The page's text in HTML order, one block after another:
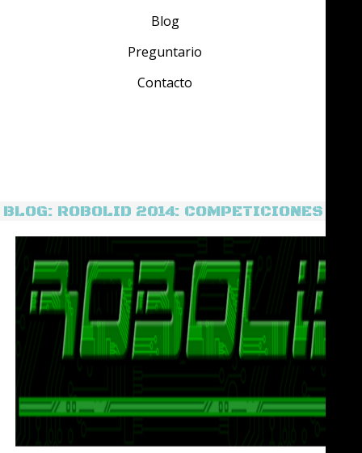
Blog
Preguntario
Contacto
BLOG: ROBOLID 2014: COMPETICIONES